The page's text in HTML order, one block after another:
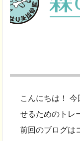
こんにちは！
せるためのトレ
前回のブログは